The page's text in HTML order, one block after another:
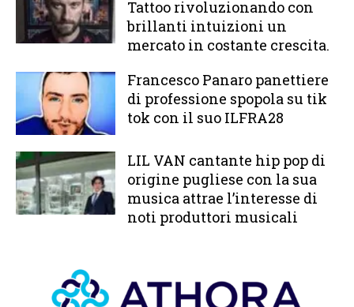
Tattoo rivoluzionando con
brillanti intuizioni un
mercato in costante crescita.
Francesco Panaro panettiere
di professione spopola su tik
tok con il suo ILFRA28
LIL VAN cantante hip pop di
origine pugliese con la sua
musica attrae l’interesse di
noti produttori musicali